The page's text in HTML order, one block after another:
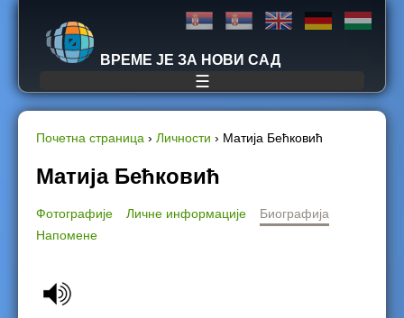
Jump to navigation
ВРЕМЕ ЈЕ ЗА НОВИ САД
☰
Y
o
u
Почетна страница › Личности › Матија Бећковић
Матија Бећковић
Фотографије Личне информације
Биографија
Напомене